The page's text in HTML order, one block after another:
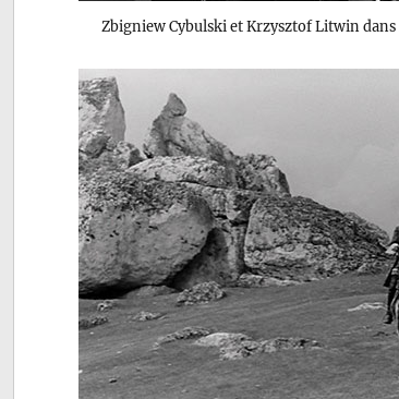
Zbigniew Cybulski et Krzysztof Litwin dans